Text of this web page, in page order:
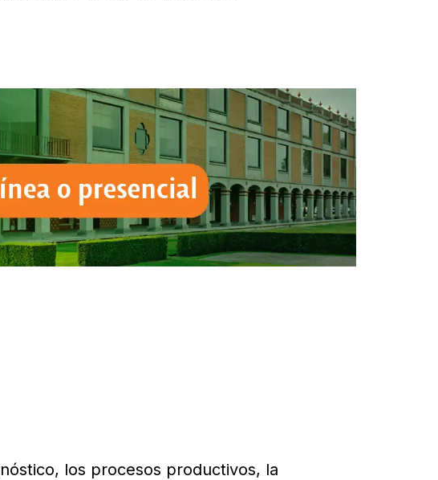
los procesos productivos, la